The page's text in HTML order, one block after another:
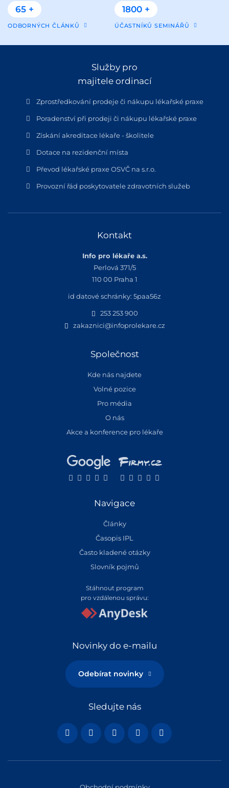
65 +
ODBORNÝCH ČLÁNKŮ
1800 +
ÚČASTNÍKŮ SEMINÁŘŮ
Služby pro
majitele ordinací
Zprostředkování prodeje či nákupu lékařské praxe
Poradenství při prodeji či nákupu lékařské praxe
Získání akreditace lékaře - školitele
Dotace na rezidenční místa
Převod lékařské praxe OSVČ na s.r.o.
Provozní řád poskytovatele zdravotních služeb
Kontakt
Info pro lékaře a.s.
Perlová 371/5
110 00 Praha 1
id datové schránky: 5paa56z
253 253 900
zakaznici@infoprolekare.cz
Společnost
Kde nás najdete
Volné pozice
Pro média
O nás
Akce a konference pro lékaře
Navigace
Články
Časopis IPL
Často kladené otázky
Slovník pojmů
Stáhnout program
pro vzdálenou správu:
Novinky do e-mailu
Odebírat novinky
Sledujte nás